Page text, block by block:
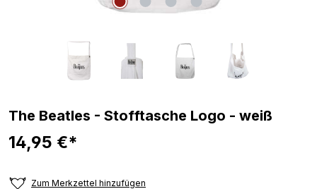
The Beatles - Stofftasche Logo - weiß
14,95 €*
Zum Merkzettel hinzufügen